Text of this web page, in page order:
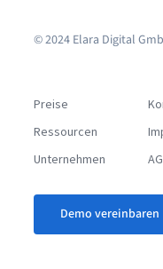
© 2024 Elara Digital
Preise
Ressourcen
Unternehmen
Demo vereinbaren